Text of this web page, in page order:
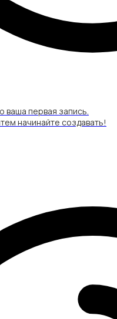
ваша первая запись.
начинайте создавать!